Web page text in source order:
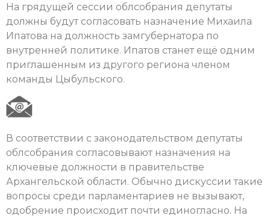
На грядущей сессии облсобрания депутаты
должны будут согласовать назначение Михаила
Ипатова на должность замгубернатора по
внутренней политике. Ипатов станет ещё одним
приглашенным из другого региона членом
команды Цыбульского.
В соответствии с законодательством депутаты
облсобрания согласовывают назначения на
ключевые должности в правительстве
Архангельской области. Обычно дискуссии такие
вопросы среди парламентариев не вызывают,
одобрение происходит почти единогласно. На